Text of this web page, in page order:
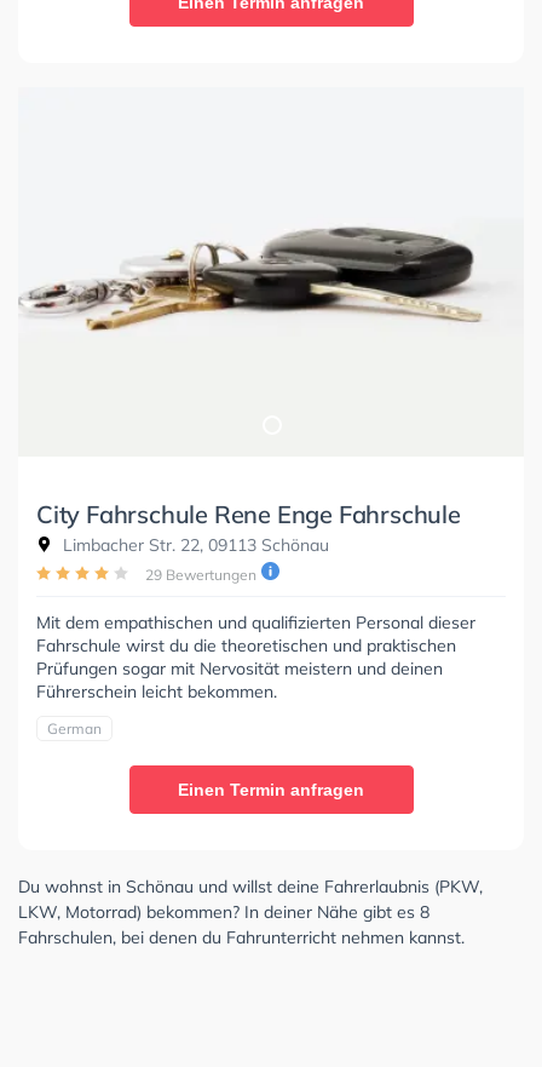
City Fahrschule Rene Enge Fahrschule
Limbacher Str. 22, 09113 Schönau
29 Bewertungen
Mit dem empathischen und qualifizierten Personal dieser
Fahrschule wirst du die theoretischen und praktischen
Prüfungen sogar mit Nervosität meistern und deinen
Führerschein leicht bekommen.
German
Einen Termin anfragen
Du wohnst in Schönau und willst deine Fahrerlaubnis (PKW,
LKW, Motorrad) bekommen? In deiner Nähe gibt es 8
Fahrschulen, bei denen du Fahrunterricht nehmen kannst.